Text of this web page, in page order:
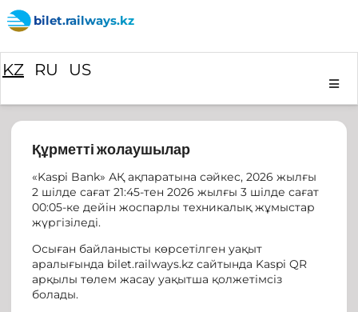
bilet.railways.kz
KZ RU US
Құрметті жолаушылар
«Kaspi Bank» АҚ ақпаратына сәйкес, 2026 жылғы
2 шілде сағат 21:45-тен 2026 жылғы 3 шілде сағат
00:05-ке дейін жоспарлы техникалық жұмыстар
жүргізіледі.
Осыған байланысты көрсетілген уақыт
аралығында bilet.railways.kz сайтында Kaspi QR
арқылы төлем жасау уақытша қолжетімсіз
болады.